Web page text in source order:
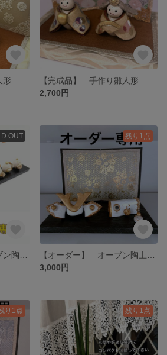
2,700円
OUT 残り1点
3,000円
り1点 残り1点